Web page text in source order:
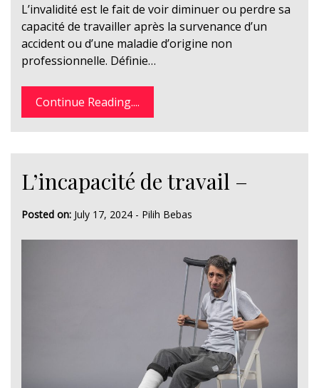
L’invalidité est le fait de voir diminuer ou perdre sa
capacité de travailler après la survenance d’un
accident ou d’une maladie d’origine non
professionnelle. Définie…
Continue Reading....
L’incapacité de travail –
Posted on: July 17, 2024 - Pilih Bebas